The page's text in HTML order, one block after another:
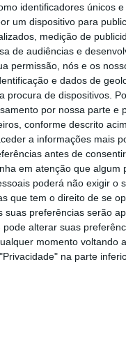
identificadores únicos
um dispositivo para
medição de
de audiências e
permissão, nós e os
e dados de
procura de dispositivos.
por nossa parte e
conforme descrito
a informações mais
antes de
em atenção que algum
poderá não exigir o
que tem o direito de se
suas preferências serão
pode alterar suas
momento voltando
na parte
acaba de revelar o
2: World Fighters, um
e que apresenta
Portugal e pelo